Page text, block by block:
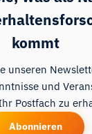
kommt
unseren
und
Postfach zu
Abonnieren